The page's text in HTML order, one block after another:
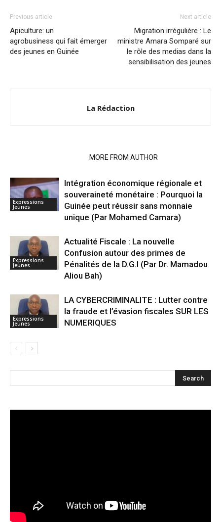
Previous article
Apiculture: un
agrobusiness qui fait émerger
des jeunes en Guinée
Next article
Migration irrégulière : Le
ministre Amara Somparé sur
le rôle des medias dans la
sensibilisation des jeunes
La Rédaction
MORE FROM AUTHOR
Expressions
Jeunes
Intégration économique régionale et
souveraineté monétaire : Pourquoi la
Guinée peut réussir sans monnaie
unique (Par Mohamed Camara)
Expressions
Jeunes
Actualité Fiscale : La nouvelle
Confusion autour des primes de
Pénalités de la D.G.I (Par Dr. Mamadou
Aliou Bah)
Expressions
Jeunes
LA CYBERCRIMINALITE : Lutter contre
la fraude et l’évasion fiscales SUR LES
NUMERIQUES